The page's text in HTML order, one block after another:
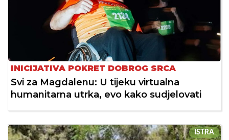
INICIJATIVA POKRET DOBROG SRCA
Svi za Magdalenu: U tijeku virtualna
humanitarna utrka, evo kako sudjelovati
ISTRA